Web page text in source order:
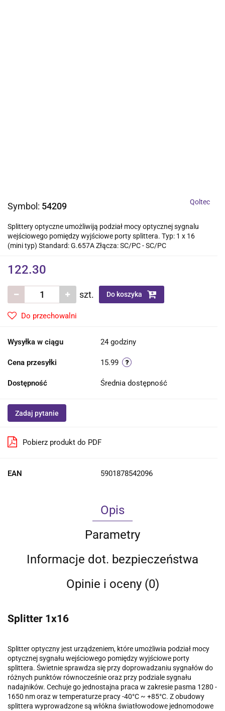
Symbol: 54209 Qoltec
Splittery optyczne umożliwiją podział mocy optycznej sygnalu
wejściowego pomiędzy wyjściowe porty splittera. Typ: 1 x 16
(mini typ) Standard: G.657A Złącza: SC/PC - SC/PC
122.30
szt. Do koszyka
Do przechowalni
Wysyłka w ciągu 24 godziny
Cena przesyłki 15.99
Dostępność Średnia dostępność
Zadaj pytanie
Pobierz produkt do PDF
EAN 5901878542096
Opis
Parametry
Informacje dot. bezpieczeństwa
Opinie i oceny (0)
Splitter 1x16
Splitter optyczny jest urządzeniem, które umożliwia podział mocy
optycznej sygnału wejściowego pomiędzy wyjściowe porty
splittera. Świetnie sprawdza się przy doprowadzaniu sygnałów do
różnych punktów równocześnie oraz przy podziale sygnału
nadajników. Cechuje go jednostajna praca w zakresie pasma 1280 -
1650 nm oraz w temperaturze pracy -40°C ~ +85°C. Z obudowy
splittera wyprowadzone są włókna światłowodowe jednomodowe